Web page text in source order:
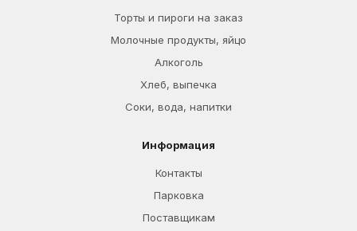
Торты и пироги на заказ
Молочные продукты, яйцо
Алкоголь
Хлеб, выпечка
Соки, вода, напитки
Информация
Контакты
Парковка
Поставщикам